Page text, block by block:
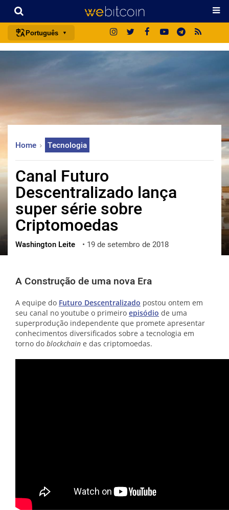
Português
日本語
русский
한국어
العربية
ไทย
ქართული
vietnamese
Home Tecnologia
Canal Futuro
Descentralizado lança
super série sobre
Criptomoedas
Washington Leite • 19 de setembro de 2018
A Construção de uma nova Era
A equipe do Futuro Descentralizado postou ontem em
seu canal no youtube o primeiro episódio de uma
superprodução independente que promete apresentar
conhecimentos diversificados sobre a tecnologia em
torno do blockchain e das criptomoedas.